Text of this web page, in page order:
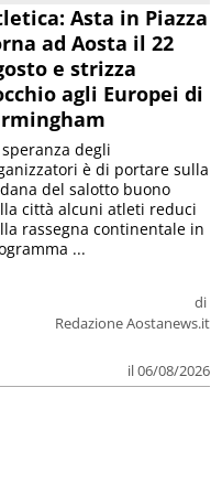
Asta in Piazza
ad Aosta il 22
e strizza
agli Europei di
di
Redazione Aostanews.it
il 06/08/2026
speranza degli
è di portare sulla
del salotto buono
città alcuni atleti reduci
rassegna continentale in
...